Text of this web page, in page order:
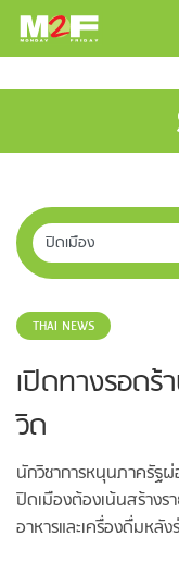
THAI NEWS
เปิดทางรอดร้
วิด
นักวิชาการหนุนภาครัฐ
ปิดเมืองต้องเน้นสร้างร
อาหารและเครื่องดื่มหลั